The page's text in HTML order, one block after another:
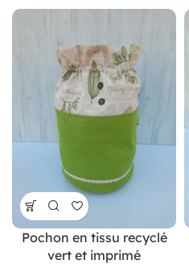
Pochon en tissu recyclé
vert et imprimé